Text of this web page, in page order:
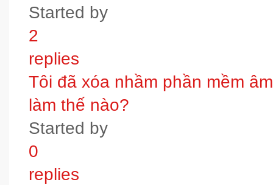
Started by
2
replies
Tôi đã xóa nhầm phần mềm
làm thế nào?
Started by
0
replies